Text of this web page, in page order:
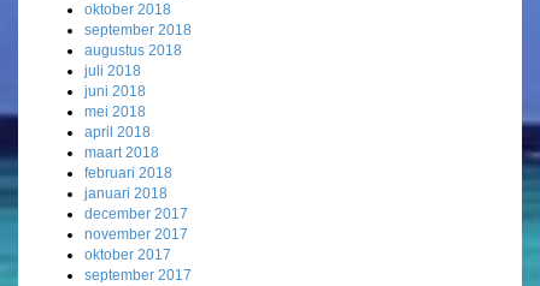
oktober 2018
september 2018
augustus 2018
juli 2018
juni 2018
mei 2018
april 2018
maart 2018
februari 2018
januari 2018
december 2017
november 2017
oktober 2017
september 2017